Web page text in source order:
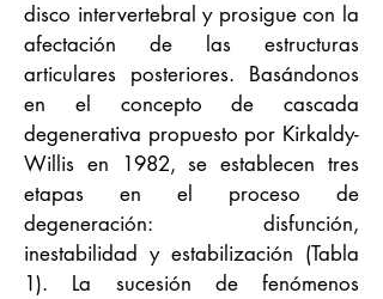
disco intervertebral y prosigue con la
afectación de las estructuras
articulares posteriores. Basándonos
en el concepto de cascada
degenerativa propuesto por Kirkaldy-
Willis en 1982, se establecen tres
etapas en el proceso de
degeneración: disfunción,
inestabilidad y estabilización (Tabla
1). La sucesión de fenómenos